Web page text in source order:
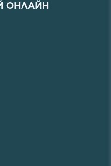
ОНЛАЙН